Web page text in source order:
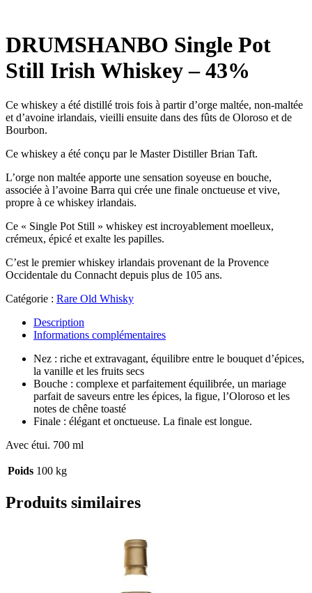
DRUMSHANBO Single Pot
Still Irish Whiskey – 43%
Ce whiskey a été distillé trois fois à partir d’orge maltée, non-maltée
et d’avoine irlandais, vieilli ensuite dans des fûts de Oloroso et de
Bourbon.
Ce whiskey a été conçu par le Master Distiller Brian Taft.
L’orge non maltée apporte une sensation soyeuse en bouche,
associée à l’avoine Barra qui crée une finale onctueuse et vive,
propre à ce whiskey irlandais.
Ce « Single Pot Still » whiskey est incroyablement moelleux,
crémeux, épicé et exalte les papilles.
C’est le premier whiskey irlandais provenant de la Provence
Occidentale du Connacht depuis plus de 105 ans.
Catégorie : Rare Old Whisky
Description
Informations complémentaires
Nez : riche et extravagant, équilibre entre le bouquet d’épices,
la vanille et les fruits secs
Bouche : complexe et parfaitement équilibrée, un mariage
parfait de saveurs entre les épices, la figue, l’Oloroso et les
notes de chêne toasté
Finale : élégant et onctueuse. La finale est longue.
Avec étui. 700 ml
Poids 100 kg
Produits similaires